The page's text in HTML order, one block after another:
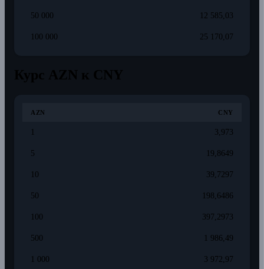
50 000 12 585,03
100 000 25 170,07
AZN CNY
3,973
5 19,8649
10 39,7297
50 198,6486
100 397,2973
500 1 986,49
1 000 3 972,97